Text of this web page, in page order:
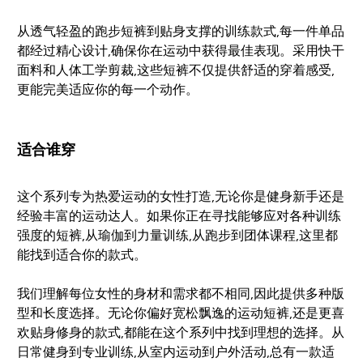
从透气轻盈的跑步短裤到贴身支撑的训练款式,每一件单品
都经过精心设计,确保你在运动中获得最佳表现。采用快干
面料和人体工学剪裁,这些短裤不仅提供舒适的穿着感受,
更能完美适应你的每一个动作。
适合谁穿
这个系列专为热爱运动的女性打造,无论你是健身新手还是
经验丰富的运动达人。如果你正在寻找能够应对各种训练
强度的短裤,从瑜伽到力量训练,从跑步到团体课程,这里都
能找到适合你的款式。
我们理解每位女性的身材和需求都不相同,因此提供多种版
型和长度选择。无论你偏好宽松飘逸的运动短裤,还是更喜
欢贴身修身的款式,都能在这个系列中找到理想的选择。从
日常健身到专业训练,从室内运动到户外活动,总有一款适